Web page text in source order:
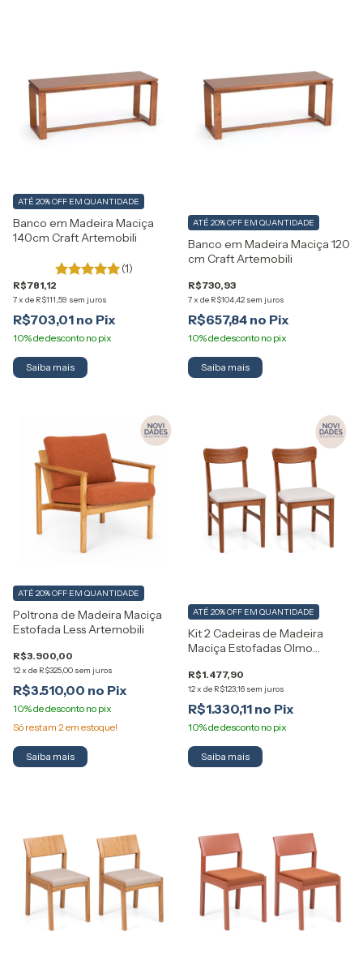
Banco em Madeira Maciça
140cm Craft Artemobili
(1)
R$781,12
7x de R$111,59 sem juros
ATÉ 20% OFF EM QUANTIDADE
R$703,01
Banco em Madeira Maciça 120
cm Craft Artemobili
R$730,93
7x de R$104,42 sem juros
ATÉ 20% OFF EM QUANTIDADE
R$657,84
Poltrona de Madeira Maciça
Estofada Less Artemobili
R$3.900,00
12x de R$325,00 sem juros
ATÉ 20% OFF EM QUANTIDADE
R$3.510,00
Só restam 2em estoque!
Saiba mais
Kit 2 Cadeiras de Madeira
Maciça Estofadas Olmo
R$1.477,90
12x de R$123,16 sem juros
ATÉ 20% OFF EM QUANTIDADE
R$1.330,11
Saiba mais